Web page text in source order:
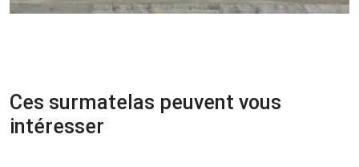
Ces surmatelas peuvent vous
intéresser